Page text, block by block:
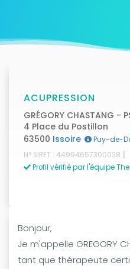
ACUPRESSION
GRÉGORY CHASTANG -
4 Place du Postillon
63500 Issoire
Puy-de-
N° SIRET : 44994657300028 |
Profil vérifié par l'équipe
Bonjour,
Je m'appelle GREGORY
tant que thérapeute